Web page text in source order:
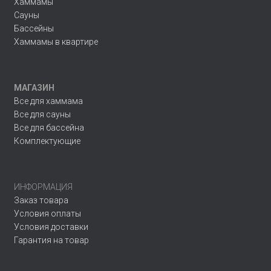
Сауны
Бассейны
Хаммамы в квартире
МАГАЗИН
Все для хаммама
Все для сауны
Все для бассейна
Комплектующие
ИНФОРМАЦИЯ
Заказ товара
Условия оплаты
Условия доставки
Гарантия на товар